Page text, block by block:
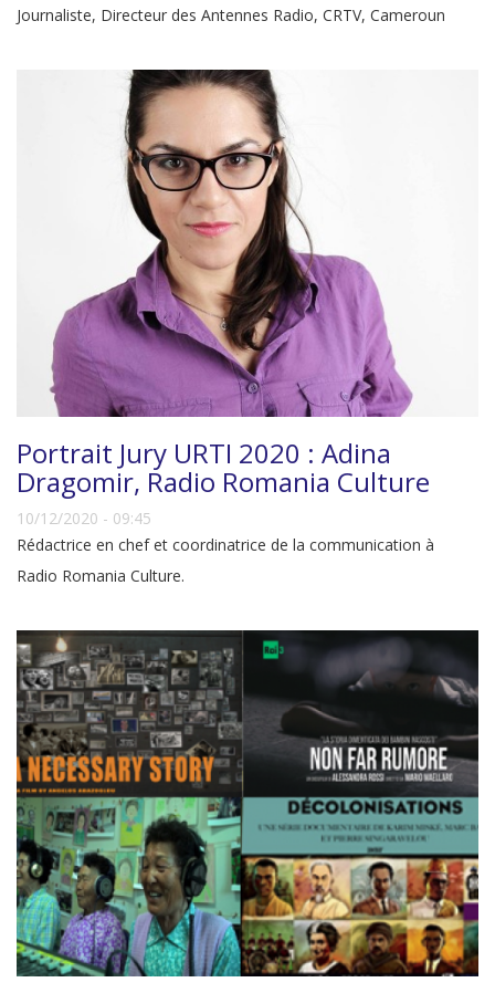
Journaliste, Directeur des Antennes Radio, CRTV, Cameroun
Portrait Jury URTI 2020 : Adina
Dragomir, Radio Romania Culture
10/12/2020 - 09:45
Rédactrice en chef et coordinatrice de la communication à
Radio Romania Culture.